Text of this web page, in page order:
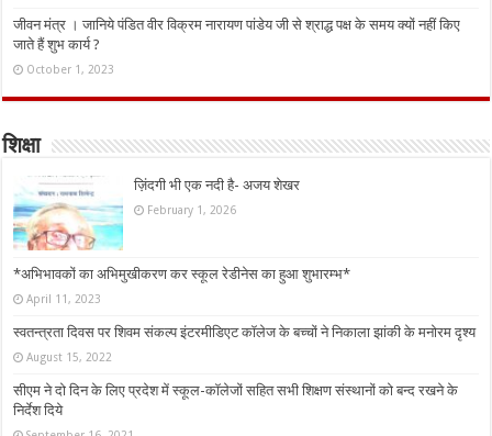
जीवन मंत्र । जानिये पंडित वीर विक्रम नारायण पांडेय जी से श्राद्ध पक्ष के समय क्यों नहीं किए
जाते हैं शुभ कार्य ?
October 1, 2023
शिक्षा
ज़िंदगी भी एक नदी है- अजय शेखर
February 1, 2026
*अभिभावकों का अभिमुखीकरण कर स्कूल रेडीनेस का हुआ शुभारम्भ*
April 11, 2023
स्वतन्त्रता दिवस पर शिवम संकल्प इंटरमीडिएट कॉलेज के बच्चों ने निकाला झांकी के मनोरम दृश्य
August 15, 2022
सीएम ने दो दिन के लिए प्रदेश में स्कूल-कॉलेजों सहित सभी शिक्षण संस्थानों को बन्द रखने के
निर्देश दिये